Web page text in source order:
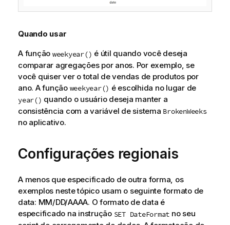
Quando usar
A função weekyear() é útil quando você deseja
comparar agregações por anos. Por exemplo, se
você quiser ver o total de vendas de produtos por
ano. A função weekyear() é escolhida no lugar de
year() quando o usuário deseja manter a
consistência com a variável de sistema BrokenWeeks
no aplicativo.
Configurações regionais
A menos que especificado de outra forma, os
exemplos neste tópico usam o seguinte formato de
data: MM/DD/AAAA. O formato de data é
especificado na instrução SET DateFormat no seu